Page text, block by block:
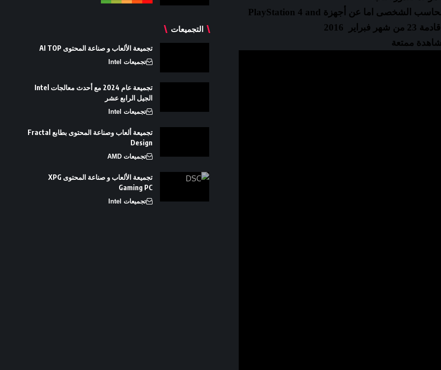
فالعبة قادمة فى 16 مارس 2016 على الحاسب الشخصى اما عن أجهزة PlayStation 4 and
ممتعة
التجميعات
تجميعة الألعاب و صناعة المحتوى AI TOP
تجميعات Intel
تجميعة عام 2024 مع أحدث معالجات Intel
الجيل الرابع عشر
تجميعات Intel
تجميعة ألعاب وصناعة المحتوى بطابع Fractal
Design
تجميعات AMD
تجميعة الألعاب و صناعة المحتوى XPG
Gaming PC
تجميعات Intel